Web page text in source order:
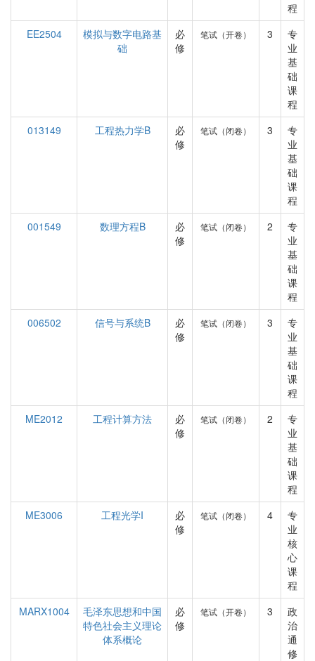
程
EE2504
模拟与数字电路基
础
必
修
笔试（开卷） 3
专
业
基
础
课
程
013149
工程热力学B
必
修
笔试（闭卷） 3
专
业
基
础
课
程
001549
数理方程B
必
修
笔试（闭卷） 2
专
业
基
础
课
程
006502
信号与系统B
必
修
笔试（闭卷） 3
专
业
基
础
课
程
ME2012
工程计算方法
必
修
笔试（闭卷） 2
专
业
基
础
课
程
ME3006
工程光学I
必
修
笔试（闭卷） 4
专
业
核
心
课
程
MARX1004
毛泽东思想和中国
特色社会主义理论
体系概论
必
修
笔试（开卷） 3
政
治
通
修